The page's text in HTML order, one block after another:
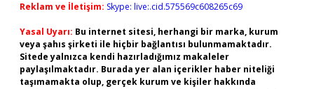
Reklam ve İletişim: Skype: live:.cid.575569c608265c69
Yasal Uyarı: Bu internet sitesi, herhangi bir marka, kurum
veya şahıs şirketi ile hiçbir bağlantısı bulunmamaktadır.
Sitede yalnızca kendi hazırladığımız makaleler
paylaşılmaktadır. Burada yer alan içerikler haber niteliği
taşımamakta olup, gerçek kurum ve kişiler hakkında